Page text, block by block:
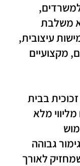
משלבת
עיצובית,
מקצועיים
בבית
מלא
גבוהה
לאורך